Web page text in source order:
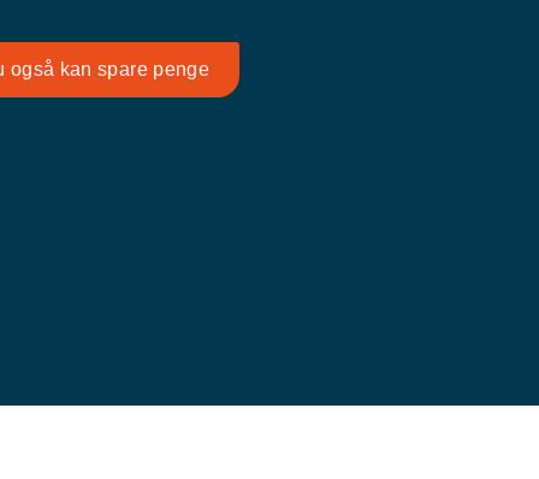
også kan spare penge